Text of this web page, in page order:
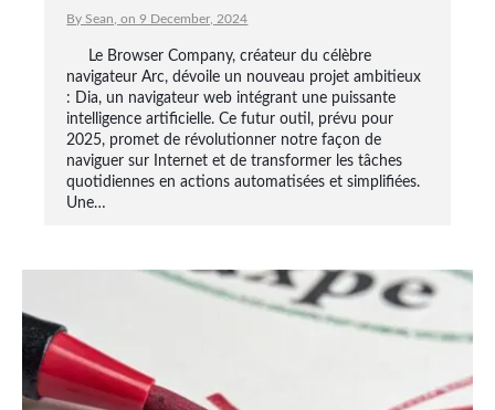
By Sean, on 9 December, 2024
Le Browser Company, créateur du célèbre
navigateur Arc, dévoile un nouveau projet ambitieux
: Dia, un navigateur web intégrant une puissante
intelligence artificielle. Ce futur outil, prévu pour
2025, promet de révolutionner notre façon de
naviguer sur Internet et de transformer les tâches
quotidiennes en actions automatisées et simplifiées.
Une…